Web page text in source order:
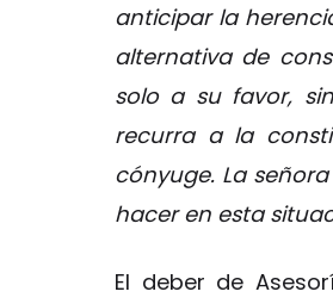
anticipar la
alternativa de
solo a su favor,
recurra a la
cónyuge. La
hacer en esta
El deber de